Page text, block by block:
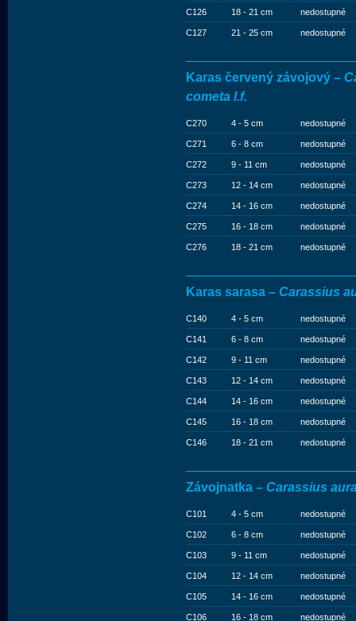
C126 18 - 21 cm nedostupné
C127 21 - 25 cm nedostupné
Karas červený závojový –
cometa l.f.
C270 4 - 5 cm nedostupné
C271 6 - 8 cm nedostupné
C272 9 - 11 cm nedostupné
C273 12 - 14 cm nedostupné
C274 14 - 16 cm nedostupné
C275 16 - 18 cm nedostupné
C276 18 - 21 cm nedostupné
Karas sarasa – Carassius
C140 4 - 5 cm nedostupné
C141 6 - 8 cm nedostupné
C142 9 - 11 cm nedostupné
C143 12 - 14 cm nedostupné
C144 14 - 16 cm nedostupné
C145 16 - 18 cm nedostupné
C146 18 - 21 cm nedostupné
Závojnatka – Carassius
C101 4 - 5 cm nedostupné
C102 6 - 8 cm nedostupné
C103 9 - 11 cm nedostupné
C104 12 - 14 cm nedostupné
C105 14 - 16 cm nedostupné
C106 16 - 18 cm nedostupné